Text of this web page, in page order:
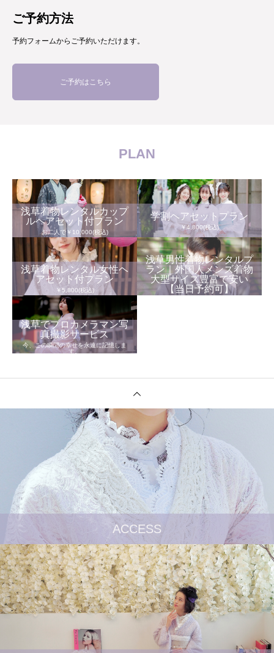
ご予約方法
予約フォームからご予約いただけます。
ご予約はこちら
PLAN
浅草着物レンタルカップ
ルヘアセット付プラン
お二人で￥10,000(税込)
学割ヘアセットプラン
￥4,800(税込)
浅草着物レンタル女性ヘ
アセット付プラン
￥5,800(税込)
浅草男性着物レンタルプ
ラン｜外国人メンズ着物
大型サイズ豊富で安い
【当日予約可】
浅草でプロカメラマン写
真撮影サービス
今、この瞬間の幸せを永遠に記憶しま
す。
ACCESS